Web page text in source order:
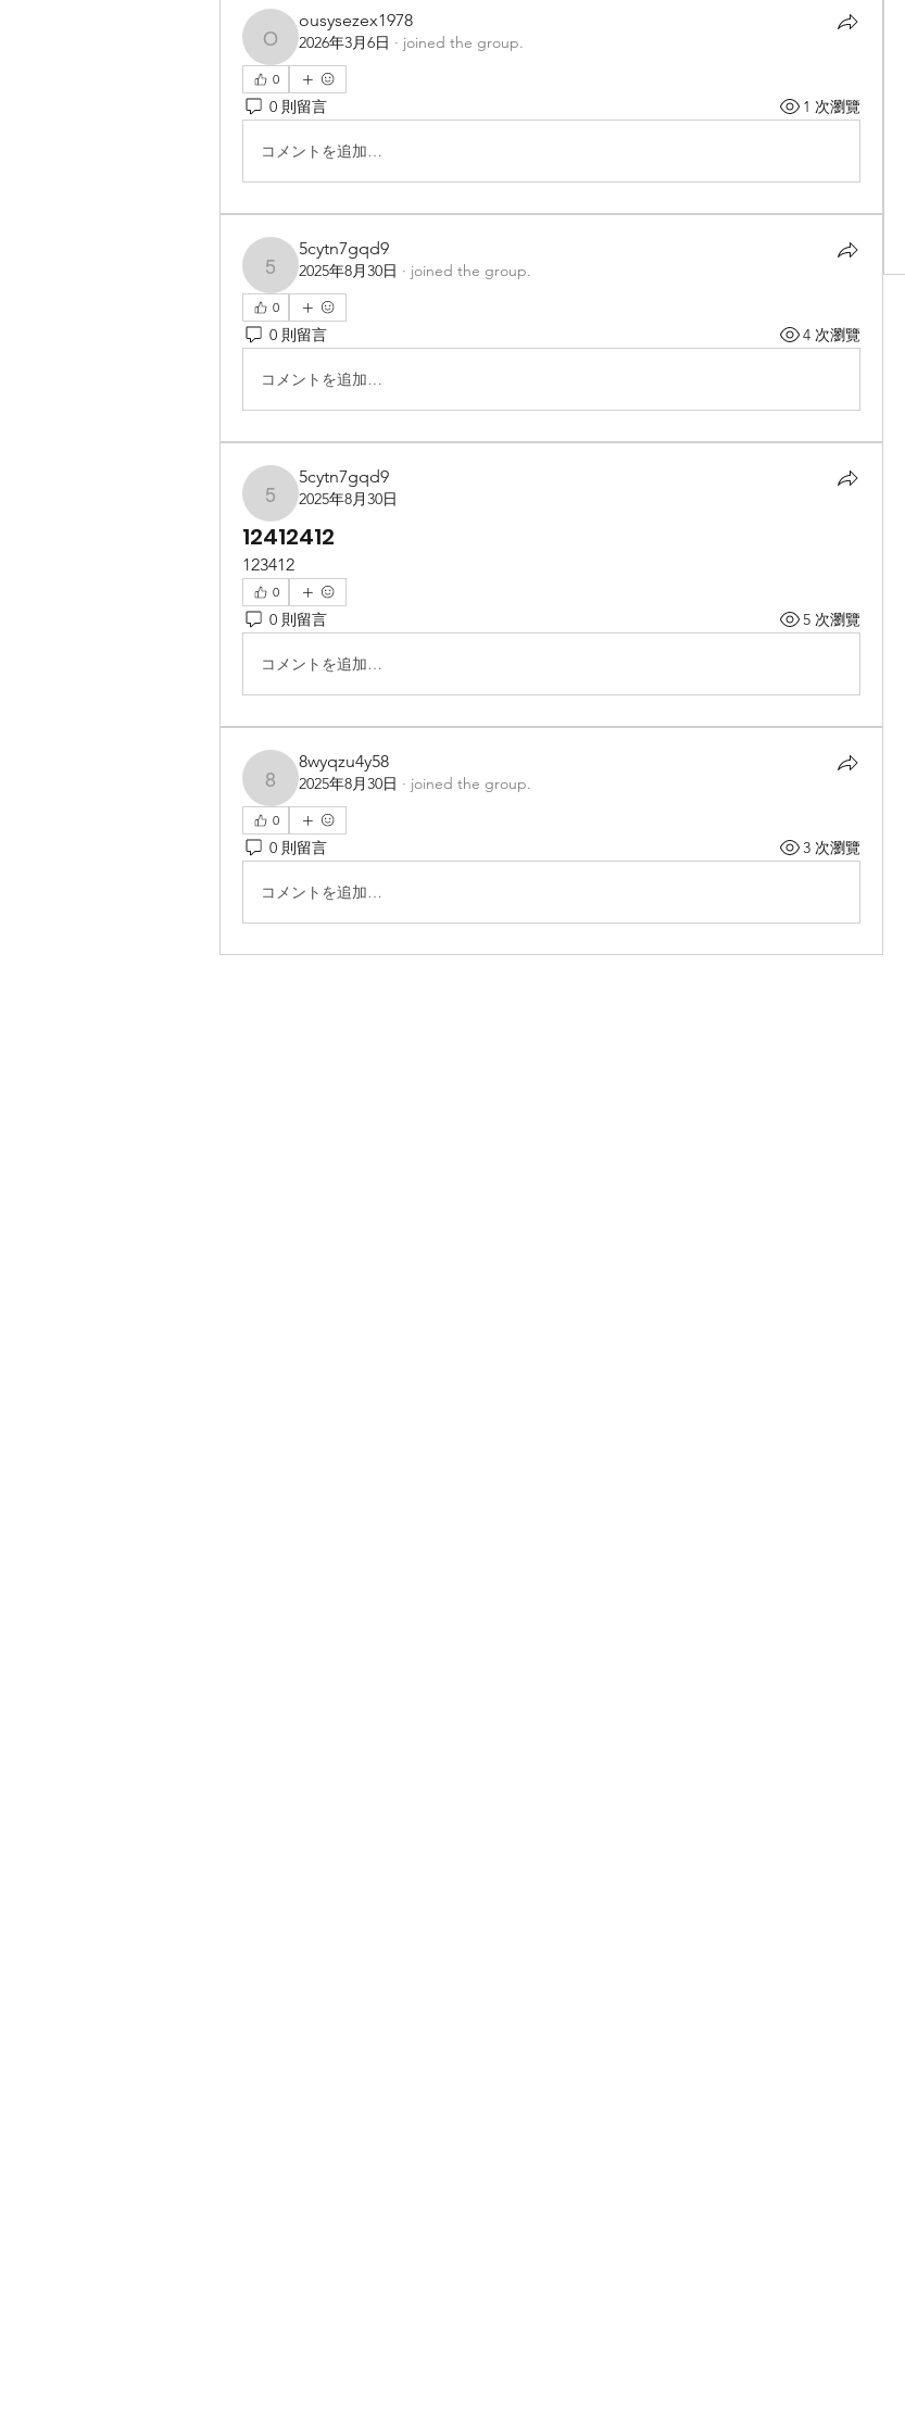
ousysezex1978
ousysezex1978
2026年3月6日 · joined the group.
0
0 則留言 1 次瀏覽
コメントを追加…
5cytn7gqd9
5cytn7gqd9
2025年8月30日 · joined the group.
0
0 則留言 4 次瀏覽
コメントを追加…
5cytn7gqd9
5cytn7gqd9
2025年8月30日
12412412
123412
0
0 則留言 5 次瀏覽
コメントを追加…
8wyqzu4y58
8wyqzu4y58
2025年8月30日 · joined the group.
0
0 則留言 3 次瀏覽
コメントを追加…